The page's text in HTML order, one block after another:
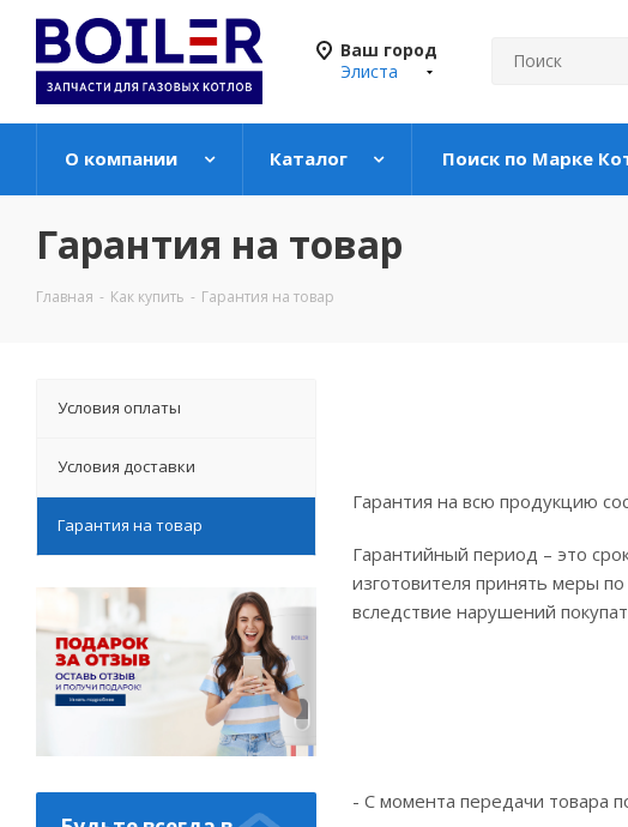
Ваш город
Элиста
О компании Каталог Поиск по Марке
Гарантия на товар
Главная - Как купить - Гарантия на товар
Гарантия на всю продукцию
Гарантийный период – это
изготовителя принять меры
вследствие нарушений
- С момента передачи товара
Условия оплаты
Условия доставки
Гарантия на товар